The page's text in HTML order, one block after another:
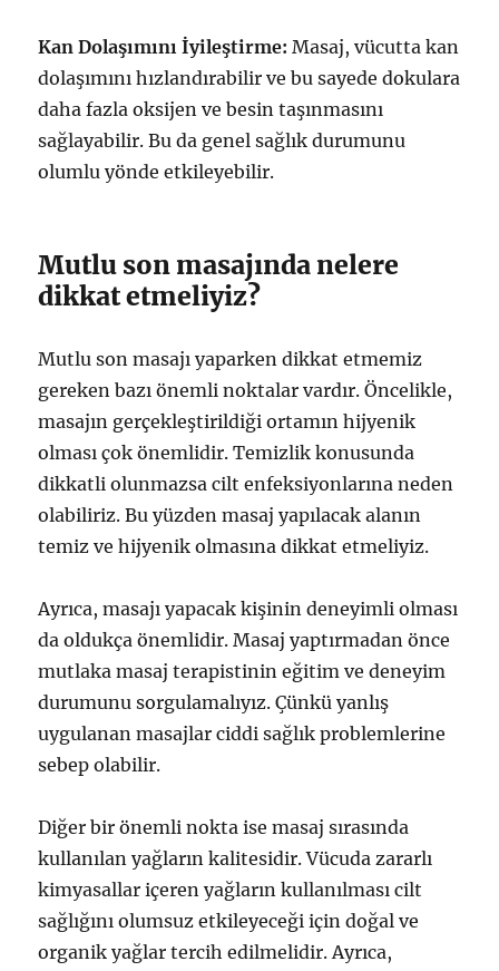
Kan Dolaşımını İyileştirme: Masaj, vücutta kan
dolaşımını hızlandırabilir ve bu sayede dokulara
daha fazla oksijen ve besin taşınmasını
sağlayabilir. Bu da genel sağlık durumunu
olumlu yönde etkileyebilir.
Mutlu son masajında nelere
dikkat etmeliyiz?
Mutlu son masajı yaparken dikkat etmemiz
gereken bazı önemli noktalar vardır. Öncelikle,
masajın gerçekleştirildiği ortamın hijyenik
olması çok önemlidir. Temizlik konusunda
dikkatli olunmazsa cilt enfeksiyonlarına neden
olabiliriz. Bu yüzden masaj yapılacak alanın
temiz ve hijyenik olmasına dikkat etmeliyiz.
Ayrıca, masajı yapacak kişinin deneyimli olması
da oldukça önemlidir. Masaj yaptırmadan önce
mutlaka masaj terapistinin eğitim ve deneyim
durumunu sorgulamalıyız. Çünkü yanlış
uygulanan masajlar ciddi sağlık problemlerine
sebep olabilir.
Diğer bir önemli nokta ise masaj sırasında
kullanılan yağların kalitesidir. Vücuda zararlı
kimyasallar içeren yağların kullanılması cilt
sağlığını olumsuz etkileyeceği için doğal ve
organik yağlar tercih edilmelidir. Ayrıca,